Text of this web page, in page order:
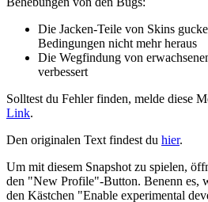
Die Jacken-Teile von Skins
Bedingungen nicht mehr heraus
Die Wegfindung von
verbessert
Solltest du Fehler finden, melde diese
Link.
Den originalen Text findest du hier.
Um mit diesem Snapshot zu spielen,
den "New Profile"-Button. Benenn es,
den Kästchen "Enable experimental